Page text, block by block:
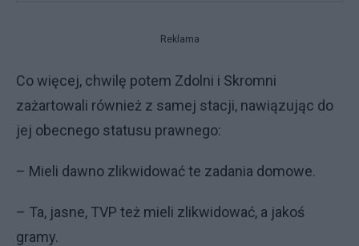
Reklama
Co więcej, chwilę potem Zdolni i Skromni
zażartowali również z samej stacji, nawiązując do
jej obecnego statusu prawnego:
– Mieli dawno zlikwidować te zadania domowe.
– Ta, jasne, TVP też mieli zlikwidować, a jakoś
gramy.